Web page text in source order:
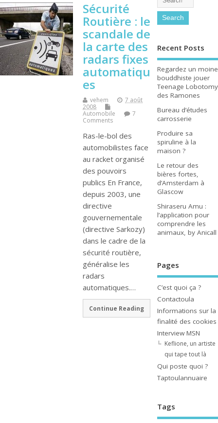
Sécurité
Routière : le
scandale de
la carte des
radars fixes
automatiqu
es
vehem
7 août
2008
Automobile
7
Comments
Ras-le-bol des
automobilistes face
au racket organisé
des pouvoirs
publics En France,
depuis 2003, une
directive
gouvernementale
(directive Sarkozy)
dans le cadre de la
sécurité routière,
généralise les
radars
automatiques.…
Continue Reading
Recent Posts
Regardez un moine
bouddhiste jouer
Teenage Lobotomy
des Ramones
Bureau d’études
carrosserie
Produire sa
spiruline à la
maison ?
Le retour des
bières fortes,
d’Amsterdam à
Glascow
Shiraseru Amu :
l’application pour
comprendre les
animaux, by Anicall
Pages
C’est quoi ça ?
Contactoula
Informations sur la
finalité des cookies
Interview MSN
Keflione, un artiste
qui tape tout là
Qui poste quoi ?
Taptoulannuaire
Tags